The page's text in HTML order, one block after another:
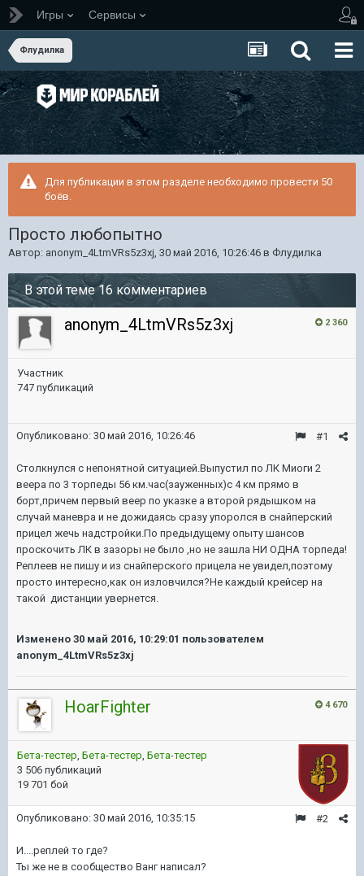
Игры Сервисы
Флудилка
Для публикации в этом разделе необходимо провести 50
боёв.
Просто любопытно
Автор: anonym_4LtmVRs5z3xj, 30 май 2016, 10:26:46 в Флудилка
В этой теме 16 комментариев
2 360
anonym_4LtmVRs5z3xj
Участник
747 публикаций
#1
Опубликовано: 30 май 2016, 10:26:46
Столкнулся с непонятной ситуацией.Выпустил по ЛК Миоги 2
веера по 3 торпеды 56 км.час(зауженных)с 4 км прямо в
борт,причем первый веер по указке а второй рядышком на
случай маневра и не дожидаясь сразу упоролся в снайперский
прицел жечь надстройки.По предыдущему опыту шансов
проскочить ЛК в зазоры не было ,но не зашла НИ ОДНА торпеда!
Реплеев не пишу и из снайперского прицела не увидел,поэтому
просто интересно,как он изловчился?Не каждый крейсер на
такой дистанции увернется.
Изменено 30 май 2016, 10:29:01 пользователем
anonym_4LtmVRs5z3xj
4 670
HoarFighter
Бета-тестер, Бета-тестер, Бета-тестер
3 506 публикаций
19 701 бой
#2
Опубликовано: 30 май 2016, 10:35:15
И....реплей то где?
Ты же не в сообщество Ванг написал?